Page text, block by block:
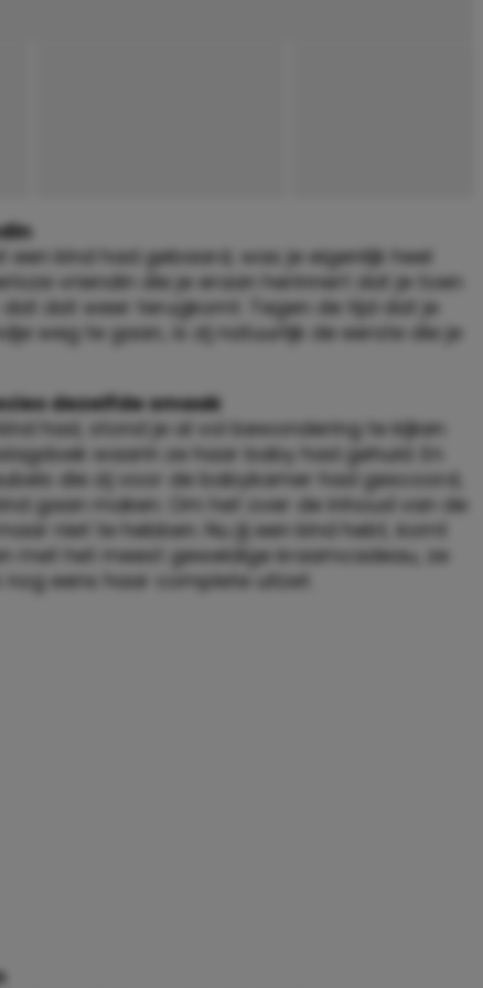
een kind had gebaard, was je eigenlijk heel
vriendin die je eraan herinnert dat je toen
dat dat weer terugkomt. Tegen de tijd dat je
weg te gaan, is zij natuurlijk de eerste die je
dezelfde smaak
had, stond je al vol bewondering te kijken
waarin ze haar baby had gehuld. En
die zij voor de babykamer had gescoord,
gaan maken. Om het over de inhoud van de
niet te hebben. Nu jij een kind hebt, komt
met het meest geweldige kraamcadeau, ze
eens haar complete uitzet.